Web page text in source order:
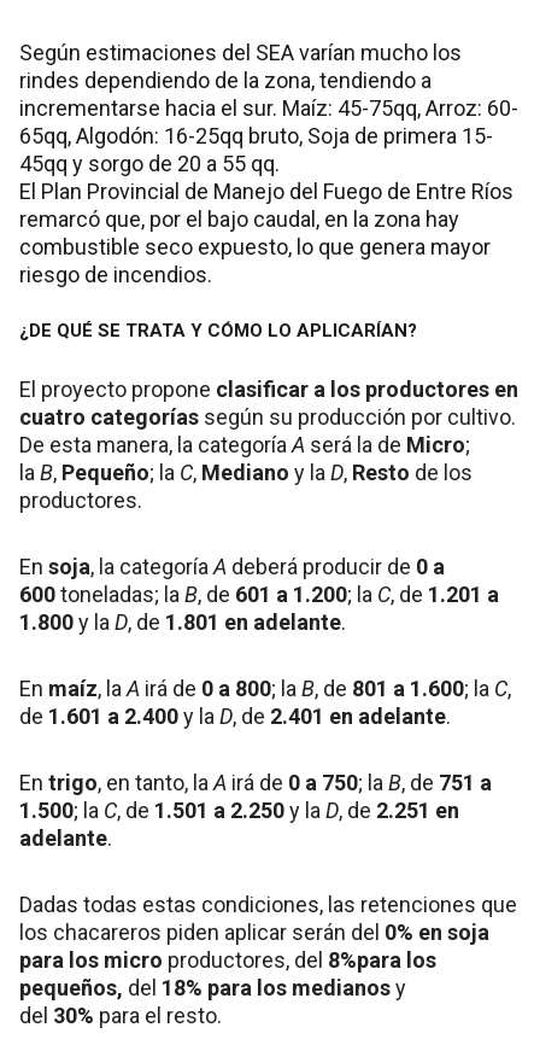
Según estimaciones del SEA varían mucho los
rindes dependiendo de la zona, tendiendo a
incrementarse hacia el sur. Maíz: 45-75qq, Arroz: 60-
65qq, Algodón: 16-25qq bruto, Soja de primera 15-
45qq y sorgo de 20 a 55 qq.
El Plan Provincial de Manejo del Fuego de Entre Ríos
remarcó que, por el bajo caudal, en la zona hay
combustible seco expuesto, lo que genera mayor
riesgo de incendios.
¿DE QUÉ SE TRATA Y CÓMO LO APLICARÍAN?
El proyecto propone clasificar a los productores en
cuatro categorías según su producción por cultivo.
De esta manera, la categoríaA será la de Micro;
laB, Pequeño; la C, Mediano y laD, Resto de los
productores.
En soja, la categoríaA deberá producir de 0 a
600toneladas; laB, de 601 a 1.200; la C, de 1.201 a
1.800y laD, de 1.801 en adelante.
En maíz, laA irá de 0 a 800; laB, de 801 a 1.600; la C,
de 1.601 a 2.400y laD, de 2.401 en adelante.
En trigo, en tanto, laA irá de 0 a 750; laB, de 751 a
1.500; la C, de 1.501 a 2.250y laD, de 2.251 en
adelante.
Dadas todas estas condiciones, las retenciones que
los chacareros piden aplicar serán del 0% en soja
para los micro productores, del 8%para los
pequeños, del 18% para los medianosy
del 30% para el resto.